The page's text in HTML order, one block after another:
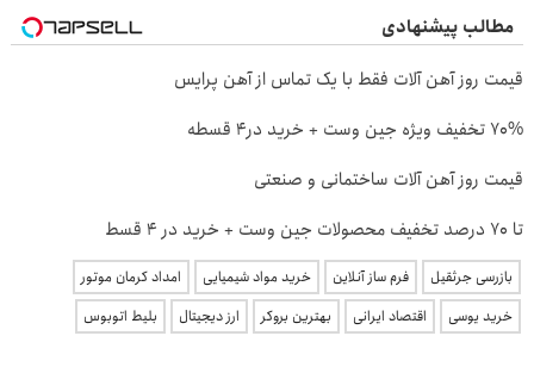
مطالب پیشنهادی
قیمت روز آهن آلات فقط با یک تماس از آهن پرایس
70% تخفیف ویژه جین وست + خرید در4 قسطه
قیمت روز آهن آلات ساختمانی و صنعتی
تا 70 درصد تخفیف محصولات جین وست + خرید در 4 قسط
بازرسی جرثقیل فرم ساز آنلاین خرید مواد شیمیایی
امداد کرمان موتور
خرید یوسی
اقتصاد ایرانی بهترین بروکر ارز دیجیتال بلیط اتوبوس